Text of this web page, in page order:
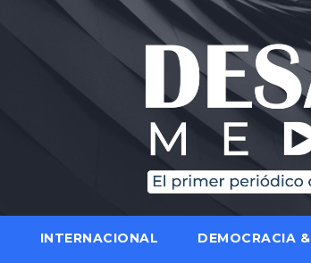
INTERNACIONAL DEMOCRACIA